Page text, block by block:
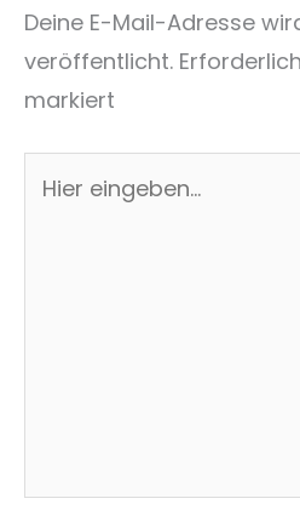
Deine E-Mail-Adresse
veröffentlicht.
markiert
eingeben…